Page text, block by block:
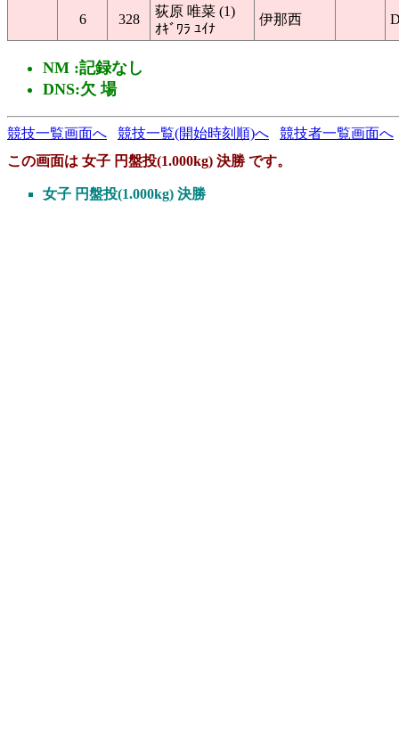
6 328
荻原 唯菜 (1)
ｵｷﾞﾜﾗ ﾕｲﾅ
伊那西
NM :記録なし
DNS:欠 場
競技一覧画面へ 競技一覧(開始時刻順)へ
競技者一覧画面へ
この画面は 女子 円盤投(1.000kg) 決勝 です。
女子 円盤投(1.000kg) 決勝